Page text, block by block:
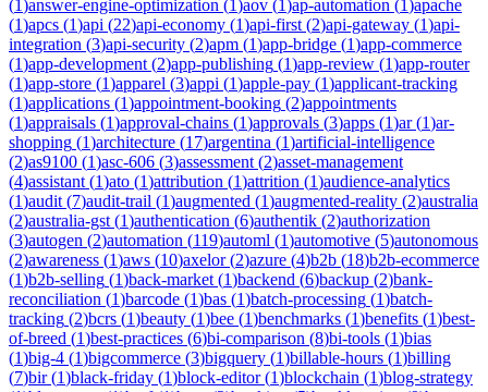
(1)answer-engine-optimization (1)aov (1)ap-automation (1)apache
(1)apcs (1)api (22)api-economy (1)api-first (2)api-gateway (1)api-
integration (3)api-security (2)apm (1)app-bridge (1)app-commerce
(1)app-development (2)app-publishing (1)app-review (1)app-router
(1)app-store (1)apparel (3)appi (1)apple-pay (1)applicant-tracking
(1)applications (1)appointment-booking (2)appointments
(1)appraisals (1)approval-chains (1)approvals (3)apps (1)ar(1)ar-
shopping (1)architecture (17)argentina (1)artificial-intelligence
(2)as9100 (1)asc-606 (3)assessment (2)asset-management
(4)assistant (1)ato (1)attribution (1)attrition (1)audience-analytics
(1)audit (7)audit-trail (1)augmented (1)augmented-reality (2)australia
(2)australia-gst (1)authentication (6)authentik (2)authorization
(3)autogen (2)automation (119)automl (1)automotive (5)autonomous
(2)awareness (1)aws (10)axelor(2)azure (4)b2b (18)b2b-ecommerce
(1)b2b-selling (1)back-market (1)backend (6)backup (2)bank-
reconciliation (1)barcode (1)bas (1)batch-processing (1)batch-
tracking (2)bcrs (1)beauty (1)bee (1)benchmarks (1)benefits (1)best-
of-breed (1)best-practices (6)bi-comparison (8)bi-tools (1)bias
(1)big-4 (1)bigcommerce (3)bigquery (1)billable-hours (1)billing
(7)bir(1)black-friday (1)block-editor(1)blockchain (1)blog-strategy